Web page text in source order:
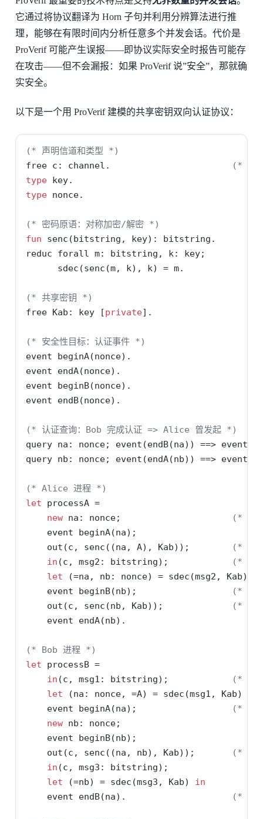
它通过将协议翻译为 Horn 子句并利用分辨算法进行推
理，能够在有限时间内分析任意多个并发会话。代价是
ProVerif 可能产生误报——即协议实际安全时报告可能存
在攻击——但不会漏报：如果 ProVerif 说”安全”，那就确
实安全。
以下是一个用 ProVerif 建模的共享密钥双向认证协议：
(* 声明信道和类型 *)
free c: channel.
(* 公
type key.
type nonce.
(* 密码原语：对称加密/解密 *)
fun senc(bitstring, key): bitstring.
reduc forall m: bitstring, k: key;
      sdec(senc(m, k), k) = m.
(* 共享密钥 *)
free Kab: key [private].
(* 安全性目标：认证事件 *)
event beginA(nonce).
event endA(nonce).
event beginB(nonce).
event endB(nonce).
(* 认证查询：Bob 完成认证 => Alice 曾发起 *)
query na: nonce; event(endB(na)) ==>
query nb: nonce; event(endA(nb)) ==>
(* Alice 进程 *)
let processA =
new na: nonce;
(* 生
    event beginA(na);
    out(c, senc((na, A), Kab));
(* 发
in (c, msg2: bitstring);
(* 接
let (=na, nb: nonce) = sdec(msg2, Kab)
    event beginB(nb);
(* 确
    out(c, senc(nb, Kab));
(* 发
    event endA(nb).
(* Bob 进程 *)
let processB =
in (c, msg1: bitstring);
(* 接
let (na: nonce, =A) = sdec(msg1, Kab)
    event beginA(na);
(* 确
new nb: nonce;
    event beginB(nb);
    out(c, senc((na, nb), Kab));
(* 发
in (c, msg3: bitstring);
let (=nb) = sdec(msg3, Kab) in
    event endB(na).
(*